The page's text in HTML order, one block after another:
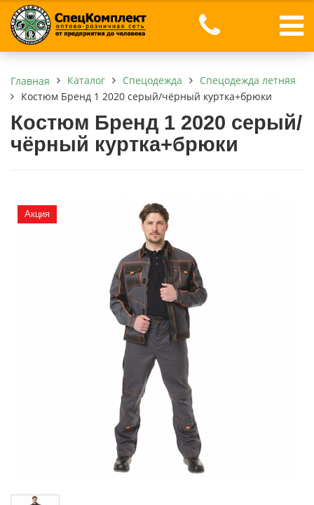
Главная Каталог Спецодежда
Спецодежда летняя
Костюм Бренд 1 2020 серый/чёрный куртка+брюки
Костюм Бренд 1 2020 серый/
чёрный куртка+брюки
Акция